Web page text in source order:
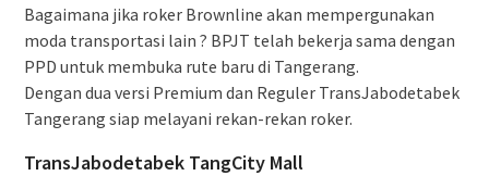
Bagaimana jika roker Brownline akan mempergunakan
moda transportasi lain ? BPJT telah bekerja sama dengan
PPD untuk membuka rute baru di Tangerang.
Dengan dua versi Premium dan Reguler TransJabodetabek
Tangerang siap melayani rekan-rekan roker.
TransJabodetabek TangCity Mall